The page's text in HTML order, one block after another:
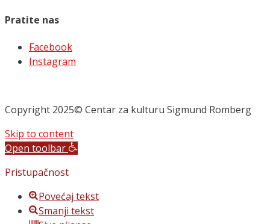
Pratite nas
Facebook
Instagram
Copyright 2025© Centar za kulturu Sigmund Romberg
Skip to content
Open toolbar
Pristupačnost
Povećaj tekst
Smanji tekst